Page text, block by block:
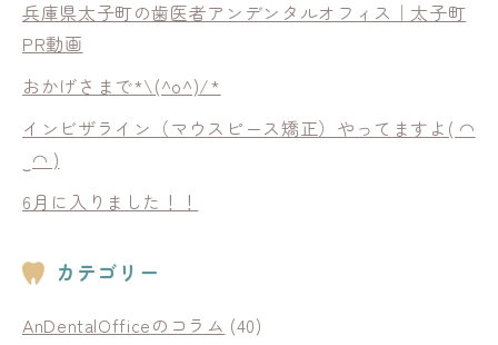
兵庫県太子町の歯医者アンデンタルオフィス｜太子町
PR動画
おかげさまで*\(^o^)/*
インビザライン（マウスピース矯正）やってますよ( ◠
‿◠ )
6月に入りました！！
カテゴリー
AnDentalOfficeのコラム (40)